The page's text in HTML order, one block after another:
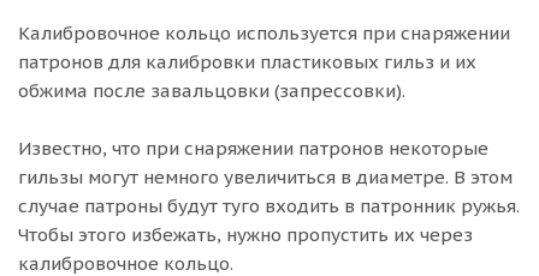
Калибровочное кольцо используется при снаряжении
патронов для калибровки пластиковых гильз и их
обжима после завальцовки (запрессовки).
Известно, что при снаряжении патронов некоторые
гильзы могут немного увеличиться в диаметре. В этом
случае патроны будут туго входить в патронник ружья.
Чтобы этого избежать, нужно пропустить их через
калибровочное кольцо.